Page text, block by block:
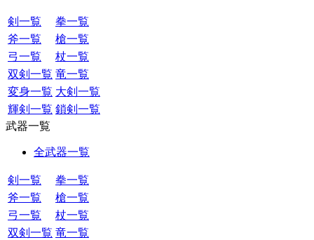
剣一覧
拳一覧
斧一覧
槍一覧
弓一覧
杖一覧
双剣一覧 竜一覧
変身一覧 大剣一覧
輝剣一覧 鎖剣一覧
武器一覧
全武器一覧
剣一覧
拳一覧
斧一覧
槍一覧
弓一覧
杖一覧
双剣一覧 竜一覧